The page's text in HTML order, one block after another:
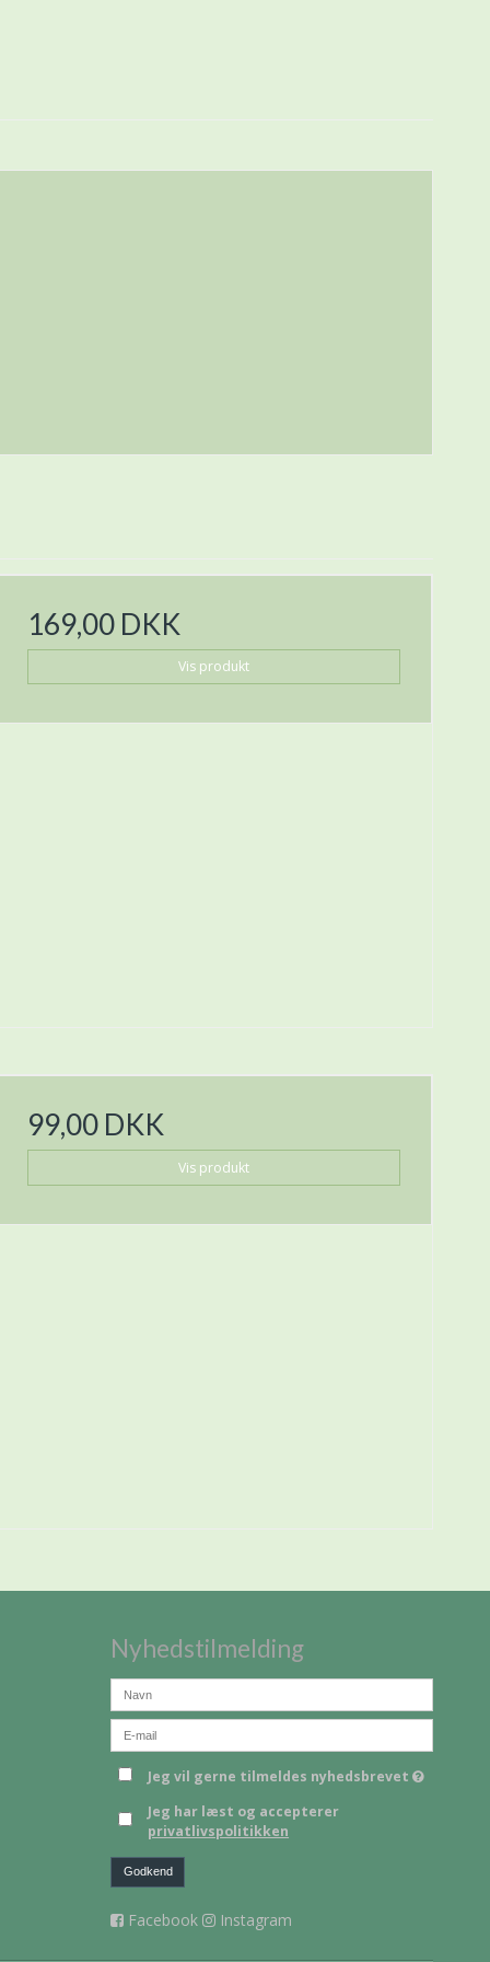
169,00 DKK
Vis produkt
99,00 DKK
Vis produkt
Nyhedstilmelding
Jeg vil gerne tilmeldes nyhedsbrevet
Jeg har læst og accepterer
privatlivspolitikken
Godkend
Facebook Instagram